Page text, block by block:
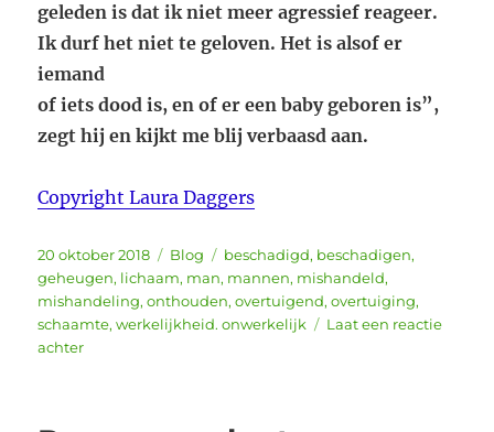
geleden is dat ik niet meer agressief reageer.
Ik durf het niet te geloven. Het is alsof er
iemand
of iets dood is, en of er een baby geboren is”,
zegt hij en kijkt me blij verbaasd aan.
Copyright Laura Daggers
Geplaatst
op
20 oktober 2018 Categorieën
Blog Tags
beschadigd, beschadigen,
geheugen, lichaam, man, mannen, mishandeld,
mishandeling,onthouden,overtuigend,overtuiging,
schaamte,werkelijkheid. onwerkelijk
Laat een reactie
achterop